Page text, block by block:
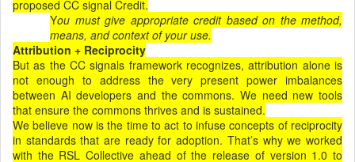
proposed CC signal Credit.
You must give appropriate credit based on the method,
means, and context of your use.
Attribution + Reciprocity
But as the CC signals framework recognizes, attribution alone is
not enough to address the very present power imbalances
between AI developers and the commons. We need new tools
that ensure the commons thrives and is sustained.
We believe now is the time to act to infuse concepts of reciprocity
in standards that are ready for adoption. That’s why we worked
with the RSL Collective ahead of the release of version 1.0 to